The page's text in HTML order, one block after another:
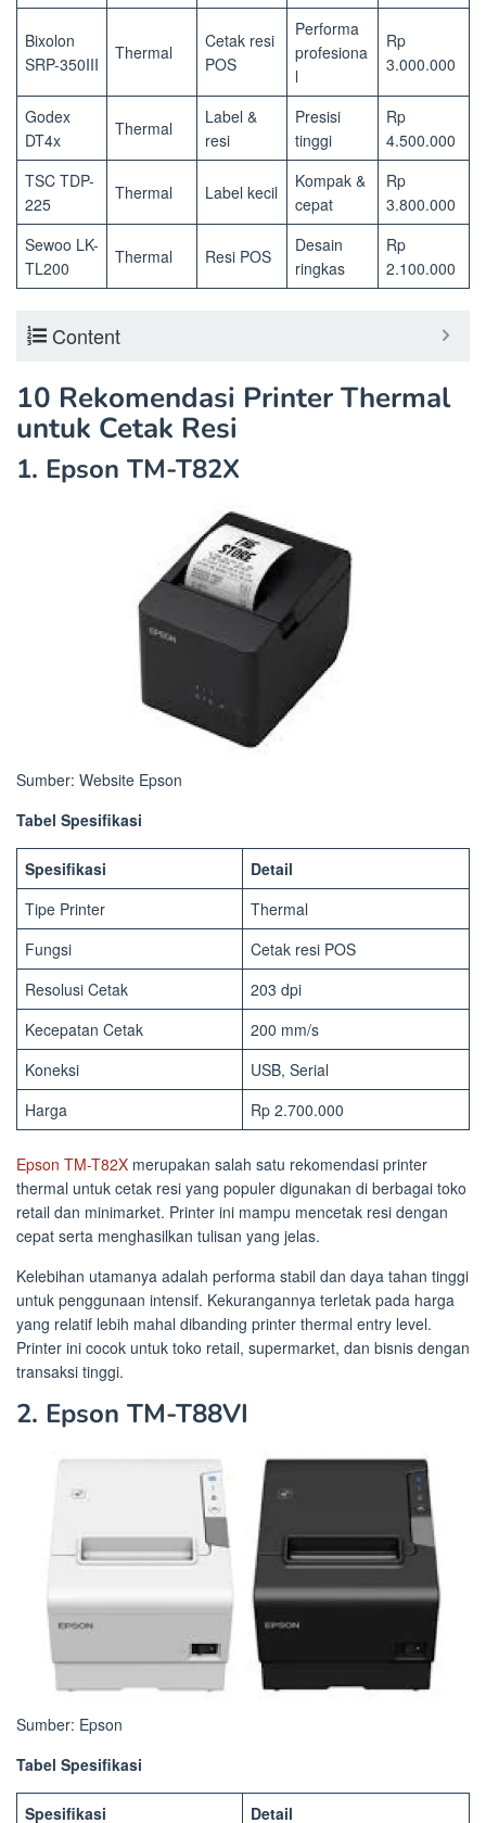
Bixolon
SRP-350III
Thermal
Cetak resi
POS
Performa
profesiona
l
Rp
3.000.000
Godex
DT4x
Thermal
Label &
resi
Presisi
tinggi
Rp
4.500.000
TSC TDP-
225
Thermal Label kecil
Kompak &
cepat
Rp
3.800.000
Sewoo LK-
TL200
Thermal Resi POS
Desain
ringkas
Rp
2.100.000
Content
10 Rekomendasi Printer Thermal
untuk Cetak Resi
1. Epson TM-T82X
Sumber: Website Epson
Tabel Spesifikasi
Spesifikasi
Detail
Tipe Printer
Thermal
Fungsi
Cetak resi POS
Resolusi Cetak
203 dpi
Kecepatan Cetak
200 mm/s
Koneksi
USB, Serial
Harga
Rp 2.700.000
Epson TM-T82X merupakan salah satu rekomendasi printer
thermal untuk cetak resi yang populer digunakan di berbagai toko
retail dan minimarket. Printer ini mampu mencetak resi dengan
cepat serta menghasilkan tulisan yang jelas.
Kelebihan utamanya adalah performa stabil dan daya tahan tinggi
untuk penggunaan intensif. Kekurangannya terletak pada harga
yang relatif lebih mahal dibanding printer thermal entry level.
Printer ini cocok untuk toko retail, supermarket, dan bisnis dengan
transaksi tinggi.
2. Epson TM-T88VI
Sumber: Epson
Tabel Spesifikasi
Spesifikasi Detail